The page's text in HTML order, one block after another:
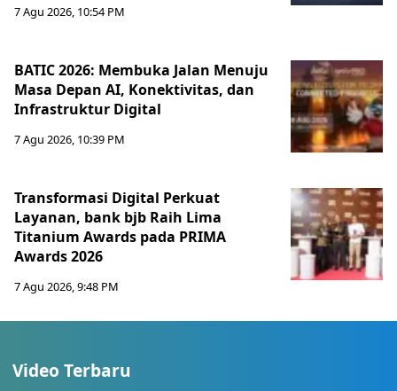
7 Agu 2026, 10:54 PM
BATIC 2026: Membuka Jalan Menuju
Masa Depan AI, Konektivitas, dan
Infrastruktur Digital
7 Agu 2026, 10:39 PM
Transformasi Digital Perkuat
Layanan, bank bjb Raih Lima
Titanium Awards pada PRIMA
Awards 2026
7 Agu 2026, 9:48 PM
Video Terbaru